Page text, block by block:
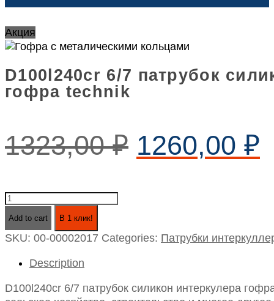
Акция
D100l240cr 6/7 патрубок
гофра technik
1323,00₽ 1260,00 ₽
D100l240cr
силикон
гофра
technik
quantity
Add to cart В 1 клик!
SKU: 00-00002017 Categories: Патрубки
Description
D100l240cr 6/7 патрубок силикон интеркулера